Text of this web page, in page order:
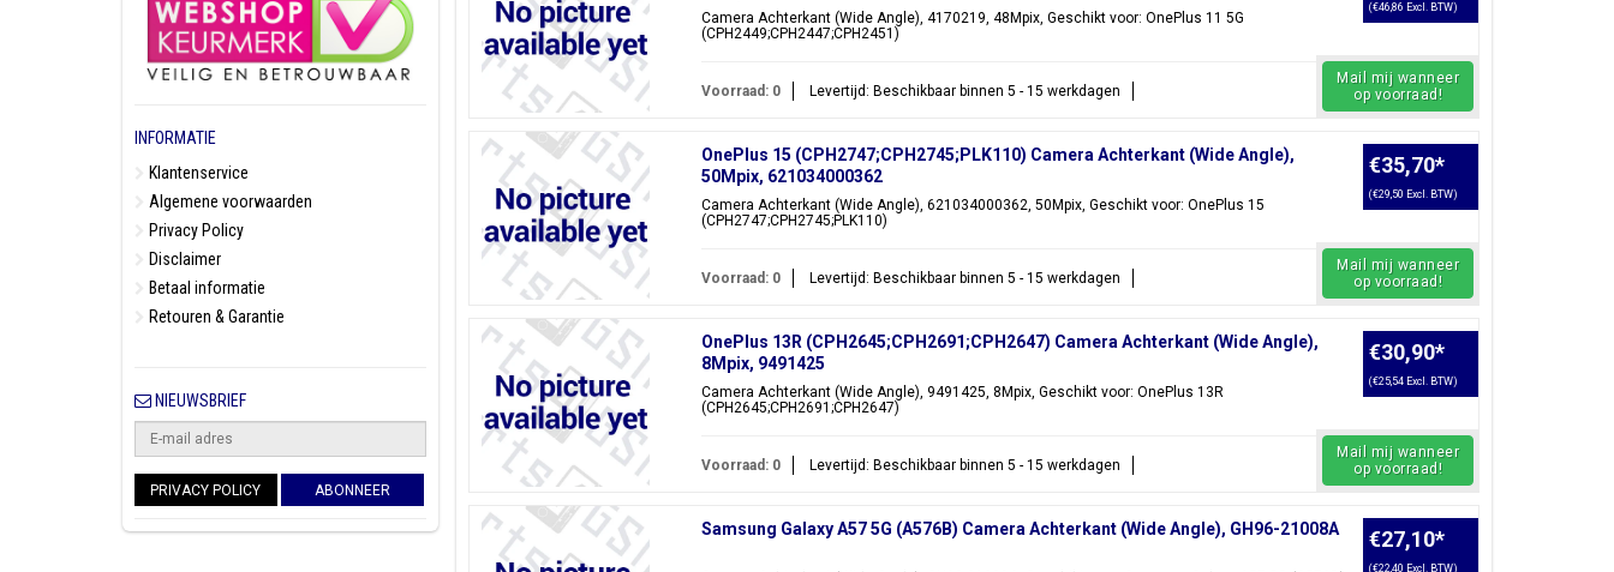
INFORMATIE
Klantenservice
Algemene voorwaarden
Privacy Policy
Disclaimer
Betaal informatie
Retouren & Garantie
NIEUWSBRIEF
PRIVACY POLICY ABONNEER
Camera Achterkant (Wide Angle), 4170219, 48Mpix, Geschikt voor: OnePlus 11 5G
(CPH2449;CPH2447;CPH2451)
(€46,86 Excl. BTW)
Voorraad: 0 Levertijd: Beschikbaar binnen 5 - 15 werkdagen
Mail mij wanneer
op voorraad!
OnePlus 15 (CPH2747;CPH2745;PLK110) Camera Achterkant (Wide Angle),
50Mpix, 621034000362
Camera Achterkant (Wide Angle), 621034000362, 50Mpix, Geschikt voor: OnePlus 15
(CPH2747;CPH2745;PLK110)
€35,70*
(€29,50 Excl. BTW)
Voorraad: 0 Levertijd: Beschikbaar binnen 5 - 15 werkdagen
Mail mij wanneer
op voorraad!
OnePlus 13R (CPH2645;CPH2691;CPH2647) Camera Achterkant (Wide Angle),
8Mpix, 9491425
Camera Achterkant (Wide Angle), 9491425, 8Mpix, Geschikt voor: OnePlus 13R
(CPH2645;CPH2691;CPH2647)
€30,90*
(€25,54 Excl. BTW)
Voorraad: 0 Levertijd: Beschikbaar binnen 5 - 15 werkdagen
Mail mij wanneer
op voorraad!
Samsung Galaxy A57 5G (A576B) Camera Achterkant (Wide Angle), GH96-21008A €27,10*
(€22,40 Excl. BTW)